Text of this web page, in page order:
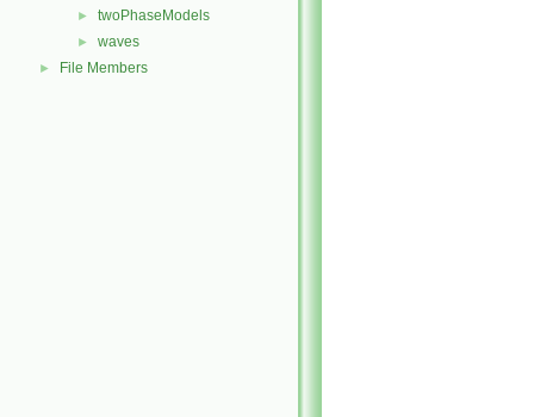
► twoPhaseModels
► waves
► File Members